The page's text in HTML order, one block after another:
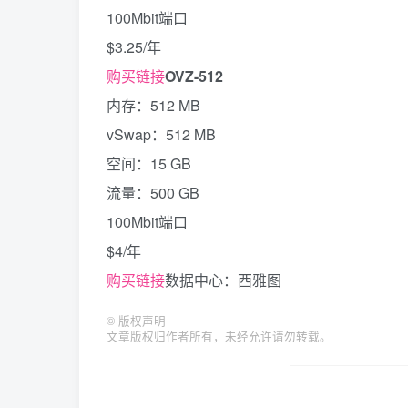
100Mbit端口
$3.25/年
购买链接OVZ-512
内存：512 MB
vSwap：512 MB
空间：15 GB
流量：500 GB
100Mbit端口
$4/年
购买链接数据中心：西雅图
© 版权声明
文章版权归作者所有，未经允许请勿转载。